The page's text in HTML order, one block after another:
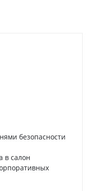
безопасности
в салон